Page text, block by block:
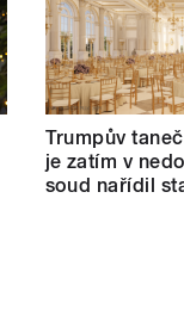
Trumpův
je zatím v
soud nařídil